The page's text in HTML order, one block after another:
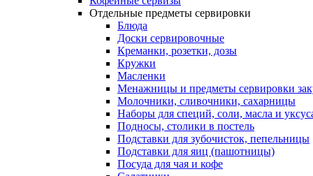
Отдельные предметы сервировки
Блюда
Доски сервировочные
Креманки, розетки, дозы
Кружки
Масленки
Менажницы и предметы сервировки
Молочники, сливочники, сахарницы
Наборы для специй, соли, масла и
Подносы, столики в постель
Подставки для зубочисток, пепельницы
Подставки для яиц (пашотницы)
Посуда для чая и кофе